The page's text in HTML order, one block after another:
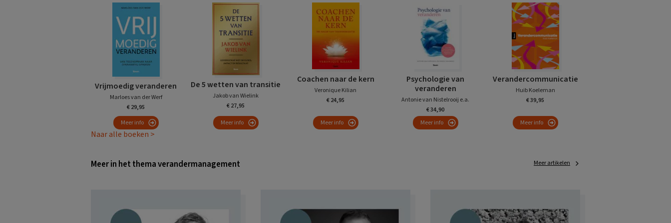
Vrijmoedig veranderen
Marloes van der Werf
€ 29,95
Meer info
De 5 wetten van transitie
Jakob van Wielink
€ 27,95
Meer info
Coachen naar de kern
Veronique Kilian
€ 24,95
Meer info
Psychologie van
veranderen
Antonie van Nistelrooij e.a.
€ 34,90
Meer info
Verandercommunicatie
Huib Koeleman
€ 39,95
Meer info
Naar alle boeken >
Meer in het thema verandermanagement Meer artikelen